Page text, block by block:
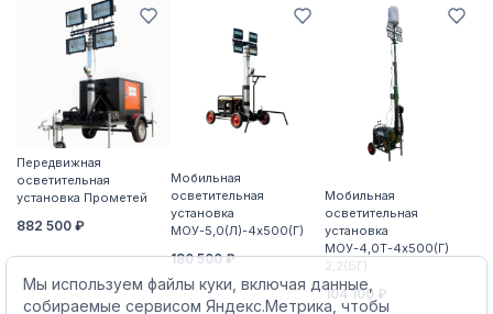
Передвижная
осветительная
установка Прометей
882 500 ₽
Мобильная
осветительная
установка
МОУ-5,0(Л)-4х500(Г)
180 500 ₽
Мобильная
осветительная
установка
МОУ-4,0Т-4х500(Г)
2,2(БГ)
104 100 ₽
Мы используем файлы куки, включая данные,
собираемые сервисом Яндекс.Метрика, чтобы